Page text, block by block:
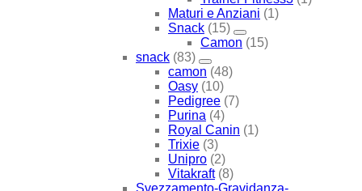
Maturi e Anziani (1)
Snack (15)
Camon (15)
snack (83)
camon (48)
Oasy (10)
Pedigree (7)
Purina (4)
Royal Canin (1)
Trixie (3)
Unipro (2)
Vitakraft (8)
Svezzamento-Gravidanza-